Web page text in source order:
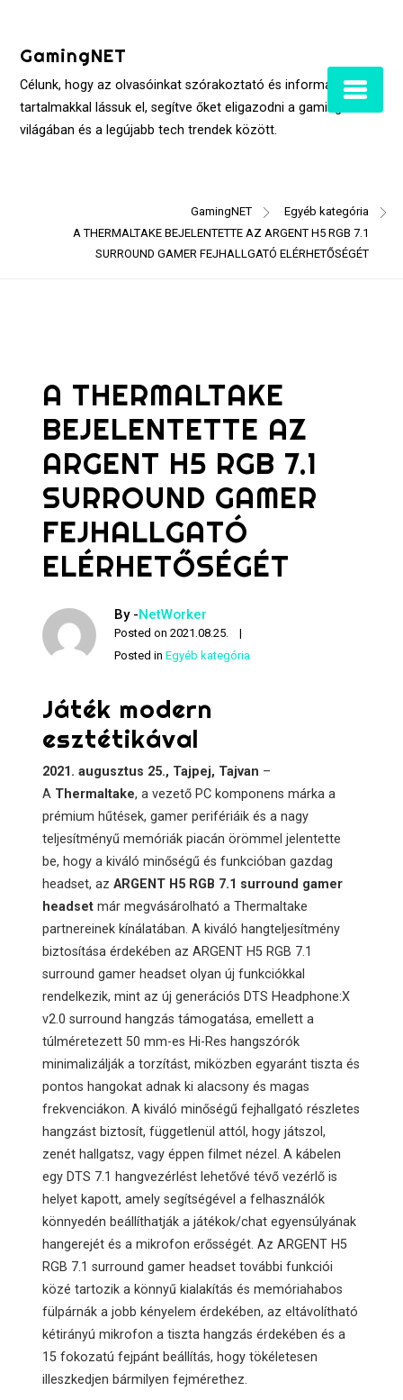
contentGamingNET
Célunk, hogy az olvasóinkat szórakoztató és informatív
tartalmakkal lássuk el, segítve őket eligazodni a gaming
világában és a legújabb tech trendek között.
GamingNET
Egyéb kategória
A THERMALTAKE BEJELENTETTE AZ ARGENT H5 RGB 7.1
SURROUND GAMER FEJHALLGATÓ ELÉRHETŐSÉGÉT
A THERMALTAKE
BEJELENTETTE AZ
ARGENT H5 RGB 7.1
SURROUND GAMER
FEJHALLGATÓ
ELÉRHETŐSÉGÉT
By -NetWorker
Posted on2021.08.25.
Posted inEgyéb kategória
Játék modern
esztétikával
2021. augusztus 25., Tajpej, Tajvan –
A Thermaltake, a vezető PC komponens márka a
prémium hűtések, gamer perifériáik és a nagy
teljesítményű memóriák piacán örömmel jelentette
be, hogy a kiváló minőségű és funkcióban gazdag
headset, azARGENT H5 RGB 7.1 surround gamer
headset már megvásárolható a Thermaltake
partnereinek kínálatában. A kiváló hangteljesítmény
biztosítása érdekében az ARGENT H5 RGB 7.1
surround gamer headset olyan új funkciókkal
rendelkezik, mint az új generációs DTS Headphone:X
v2.0 surround hangzás támogatása, emellett a
túlméretezett 50 mm-es Hi-Res hangszórók
minimalizálják a torzítást, miközben egyaránt tiszta és
pontos hangokat adnak ki alacsony és magas
frekvenciákon. A kiváló minőségű fejhallgató részletes
hangzást biztosít, függetlenül attól, hogy játszol,
zenét hallgatsz, vagy éppen filmet nézel. A kábelen
egy DTS 7.1 hangvezérlést lehetővé tévő vezérlő is
helyet kapott, amely segítségével a felhasználók
könnyedén beállíthatják a játékok/chat egyensúlyának
hangerejét és a mikrofon erősségét. Az ARGENT H5
RGB 7.1 surround gamer headset további funkciói
közé tartozik a könnyű kialakítás és memóriahabos
fülpárnák a jobb kényelem érdekében, az eltávolítható
kétirányú mikrofon a tiszta hangzás érdekében és a
15 fokozatú fejpánt beállítás, hogy tökéletesen
illeszkedjen bármilyen fejmérethez.